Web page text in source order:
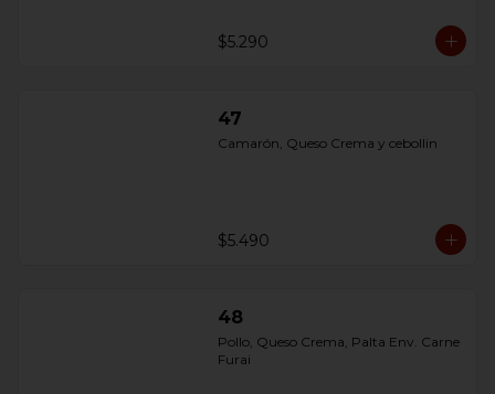
$5.290
47
Camarón, Queso Crema y cebollin
$5.490
48
Pollo, Queso Crema, Palta Env. Carne
Furai